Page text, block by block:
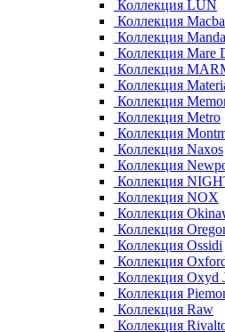
Коллекция LUN
Коллекция Macba
Коллекция
Коллекция Mare
Коллекция
Коллекция
Коллекция
Коллекция Metro
Коллекция
Коллекция Naxos
Коллекция
Коллекция
Коллекция NOX
Коллекция
Коллекция
Коллекция Ossidi
Коллекция
Коллекция Oxyd
Коллекция
Коллекция Raw
Коллекция